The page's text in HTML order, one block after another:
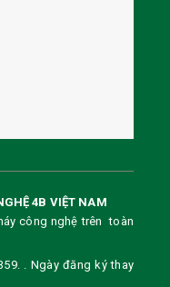
4B VIỆT NAM
công nghệ trên toàn
. Ngày đăng ký thay